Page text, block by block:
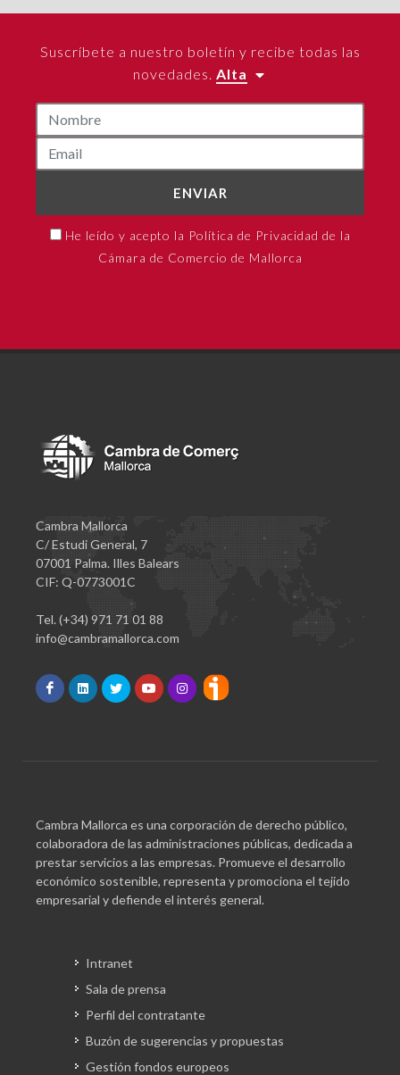
Suscríbete a nuestro boletín y recibe todas las
novedades. Alta
ENVIAR
He leído y acepto la Política de Privacidad de la
Cámara de Comercio de Mallorca
Cambra Mallorca
C/ Estudi General, 7
07001 Palma. Illes Balears
CIF: Q-0773001C
Tel. (+34) 971 71 01 88
info@cambramallorca.com
Cambra Mallorca es una corporación de derecho público,
colaboradora de las administraciones públicas, dedicada a
prestar servicios a las empresas. Promueve el desarrollo
económico sostenible, representa y promociona el tejido
empresarial y defiende el interés general.
Intranet
Sala de prensa
Perfil del contratante
Buzón de sugerencias y propuestas
Gestión fondos europeos